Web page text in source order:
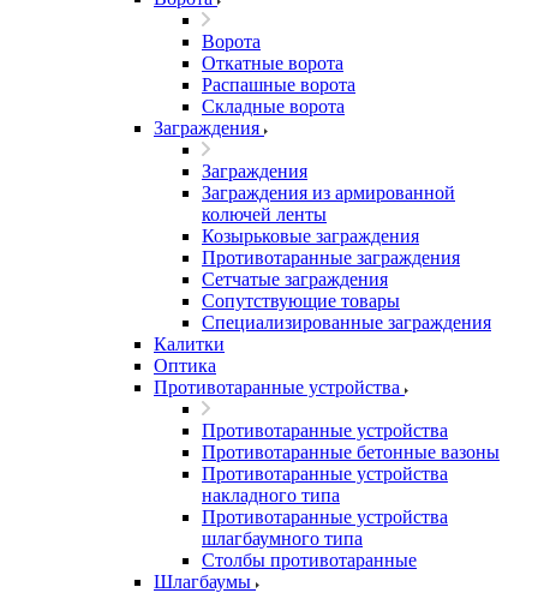
Ворота
Откатные ворота
Распашные ворота
Складные ворота
Заграждения
Заграждения
Заграждения из армированной
колючей ленты
Козырьковые заграждения
Противотаранные заграждения
Сетчатые заграждения
Сопутствующие товары
Специализированные заграждения
Калитки
Оптика
Противотаранные устройства
Противотаранные устройства
Противотаранные бетонные вазоны
Противотаранные устройства
накладного типа
Противотаранные устройства
шлагбаумного типа
Столбы противотаранные
Шлагбаумы